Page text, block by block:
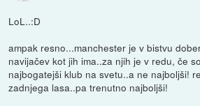
LoL..:D
ampak resno...manchester je v bistvu
navijačev kot jih ima..za njih je v redu, če
najbogatejši klub na svetu..a ne najboljši!
zadnjega lasa..pa trenutno najboljši!